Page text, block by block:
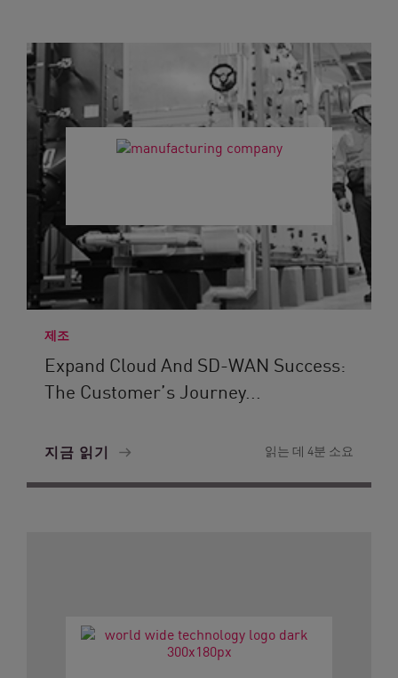
제조
Expand Cloud And SD-WAN Success:
The Customer’s Journey...
지금 읽기 읽는 데 4분 소요